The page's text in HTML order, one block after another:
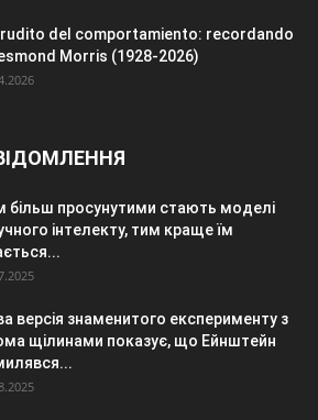
del comportamiento: recordando
Morris (1928-2026)
більш просунутими стають моделі
інтелекту, тим краще їм
версія знаменитого експерименту з
щілинами показує, що Ейнштейн